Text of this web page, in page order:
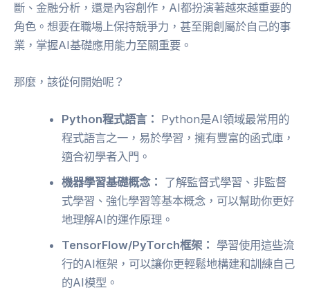
斷、金融分析，還是內容創作，AI都扮演著越來越重要的
角色。想要在職場上保持競爭力，甚至開創屬於自己的事
業，掌握AI基礎應用能力至關重要。
那麼，該從何開始呢？
Python程式語言： Python是AI領域最常用的
程式語言之一，易於學習，擁有豐富的函式庫，
適合初學者入門。
機器學習基礎概念： 了解監督式學習、非監督
式學習、強化學習等基本概念，可以幫助你更好
地理解AI的運作原理。
TensorFlow/PyTorch框架： 學習使用這些流
行的AI框架，可以讓你更輕鬆地構建和訓練自己
的AI模型。